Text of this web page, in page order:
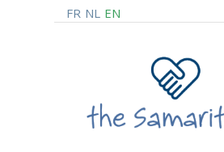
FR NL EN